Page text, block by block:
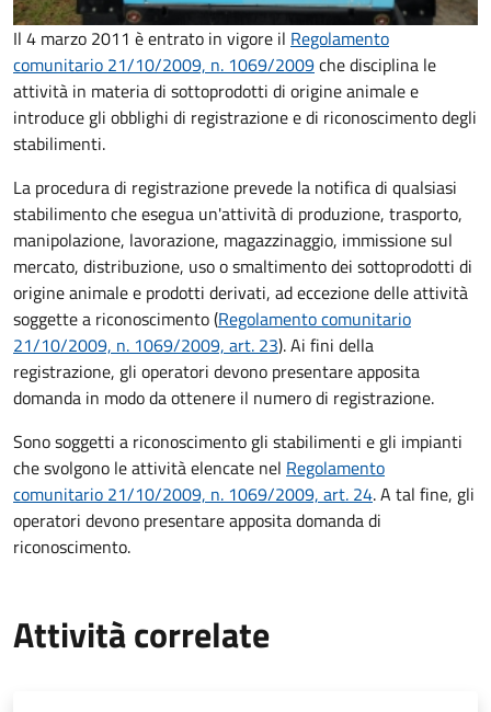
Il 4 marzo 2011 è entrato in vigore il Regolamento
comunitario 21/10/2009, n. 1069/2009che disciplina le
attività in materia di sottoprodotti di origine animale e
introduce gli obblighi di registrazione e di riconoscimento degli
stabilimenti.
La procedura di registrazione prevede la notifica di qualsiasi
stabilimento che esegua un'attività di produzione, trasporto,
manipolazione, lavorazione, magazzinaggio, immissione sul
mercato, distribuzione, uso o smaltimento dei sottoprodotti di
origine animale e prodotti derivati, ad eccezione delle attività
soggette a riconoscimento (Regolamento comunitario
21/10/2009, n. 1069/2009, art. 23). Ai fini della
registrazione, gli operatori devono presentare apposita
domanda in modo da ottenere il numero di registrazione.
Sono soggetti a riconoscimento gli stabilimenti e gli impianti
che svolgono le attività elencate nel Regolamento
comunitario 21/10/2009, n. 1069/2009, art. 24. A tal fine, gli
operatori devono presentare apposita domanda di
riconoscimento.
Attività correlate